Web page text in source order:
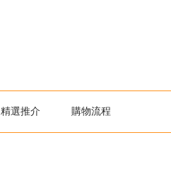
精選推介 購物流程